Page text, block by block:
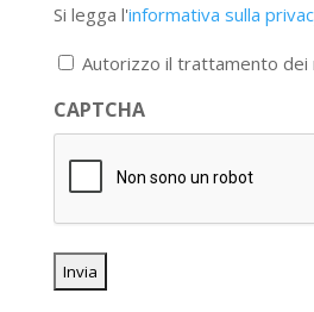
legga
l'informativa
privacy
*
Si legga l'informativa sulla
Autorizzo il trattamento dei
CAPTCHA